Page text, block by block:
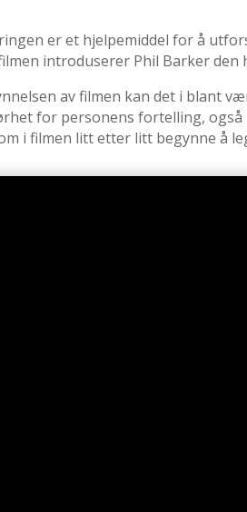
er et hjelpemiddel for å
introduserer Phil Barker den
av filmen kan det i blant
for personens fortelling,
i filmen litt etter litt begynne å